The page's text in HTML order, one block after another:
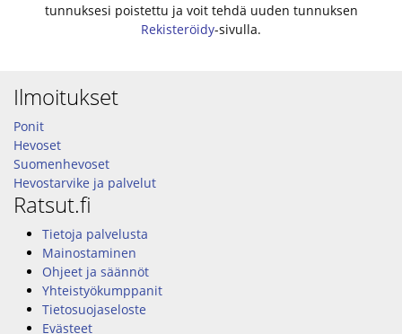
tunnuksesi poistettu ja voit tehdä uuden tunnuksen
Rekisteröidy-sivulla.
Ilmoitukset
Ponit
Hevoset
Suomenhevoset
Hevostarvike ja palvelut
Ratsut.fi
Tietoja palvelusta
Mainostaminen
Ohjeet ja säännöt
Yhteistyökumppanit
Tietosuojaseloste
Evästeet